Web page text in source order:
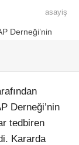
asayiş
Derneği’nin
tedbiren
Kararda